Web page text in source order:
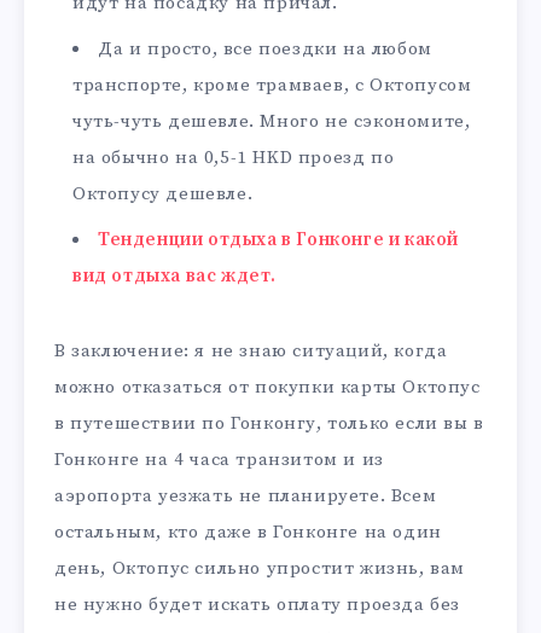
Да и просто, все поездки на любом
транспорте, кроме трамваев, с Октопусом
чуть-чуть дешевле. Много не сэкономите,
на обычно на 0,5-1 HKD проезд по
Октопусу дешевле.
Тенденции отдыха в Гонконге и какой
вид отдыха вас ждет.
В заключение: я не знаю ситуаций, когда
можно отказаться от покупки карты Октопус
в путешествии по Гонконгу, только если вы в
Гонконге на 4 часа транзитом и из
аэропорта уезжать не планируете. Всем
остальным, кто даже в Гонконге на один
день, Октопус сильно упростит жизнь, вам
не нужно будет искать оплату проезда без